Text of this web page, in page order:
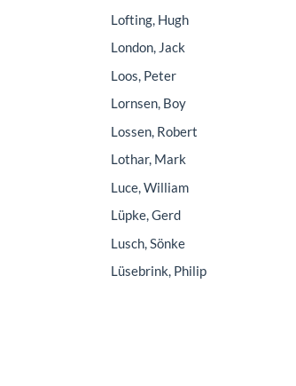
Lofting, Hugh
London, Jack
Loos, Peter
Lornsen, Boy
Lossen, Robert
Lothar, Mark
Luce, William
Lüpke, Gerd
Lusch, Sönke
Lüsebrink, Philip